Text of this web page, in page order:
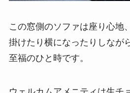
この窓側のソファは座り心地
掛けたり横になったりしなが
至福のひと時です。